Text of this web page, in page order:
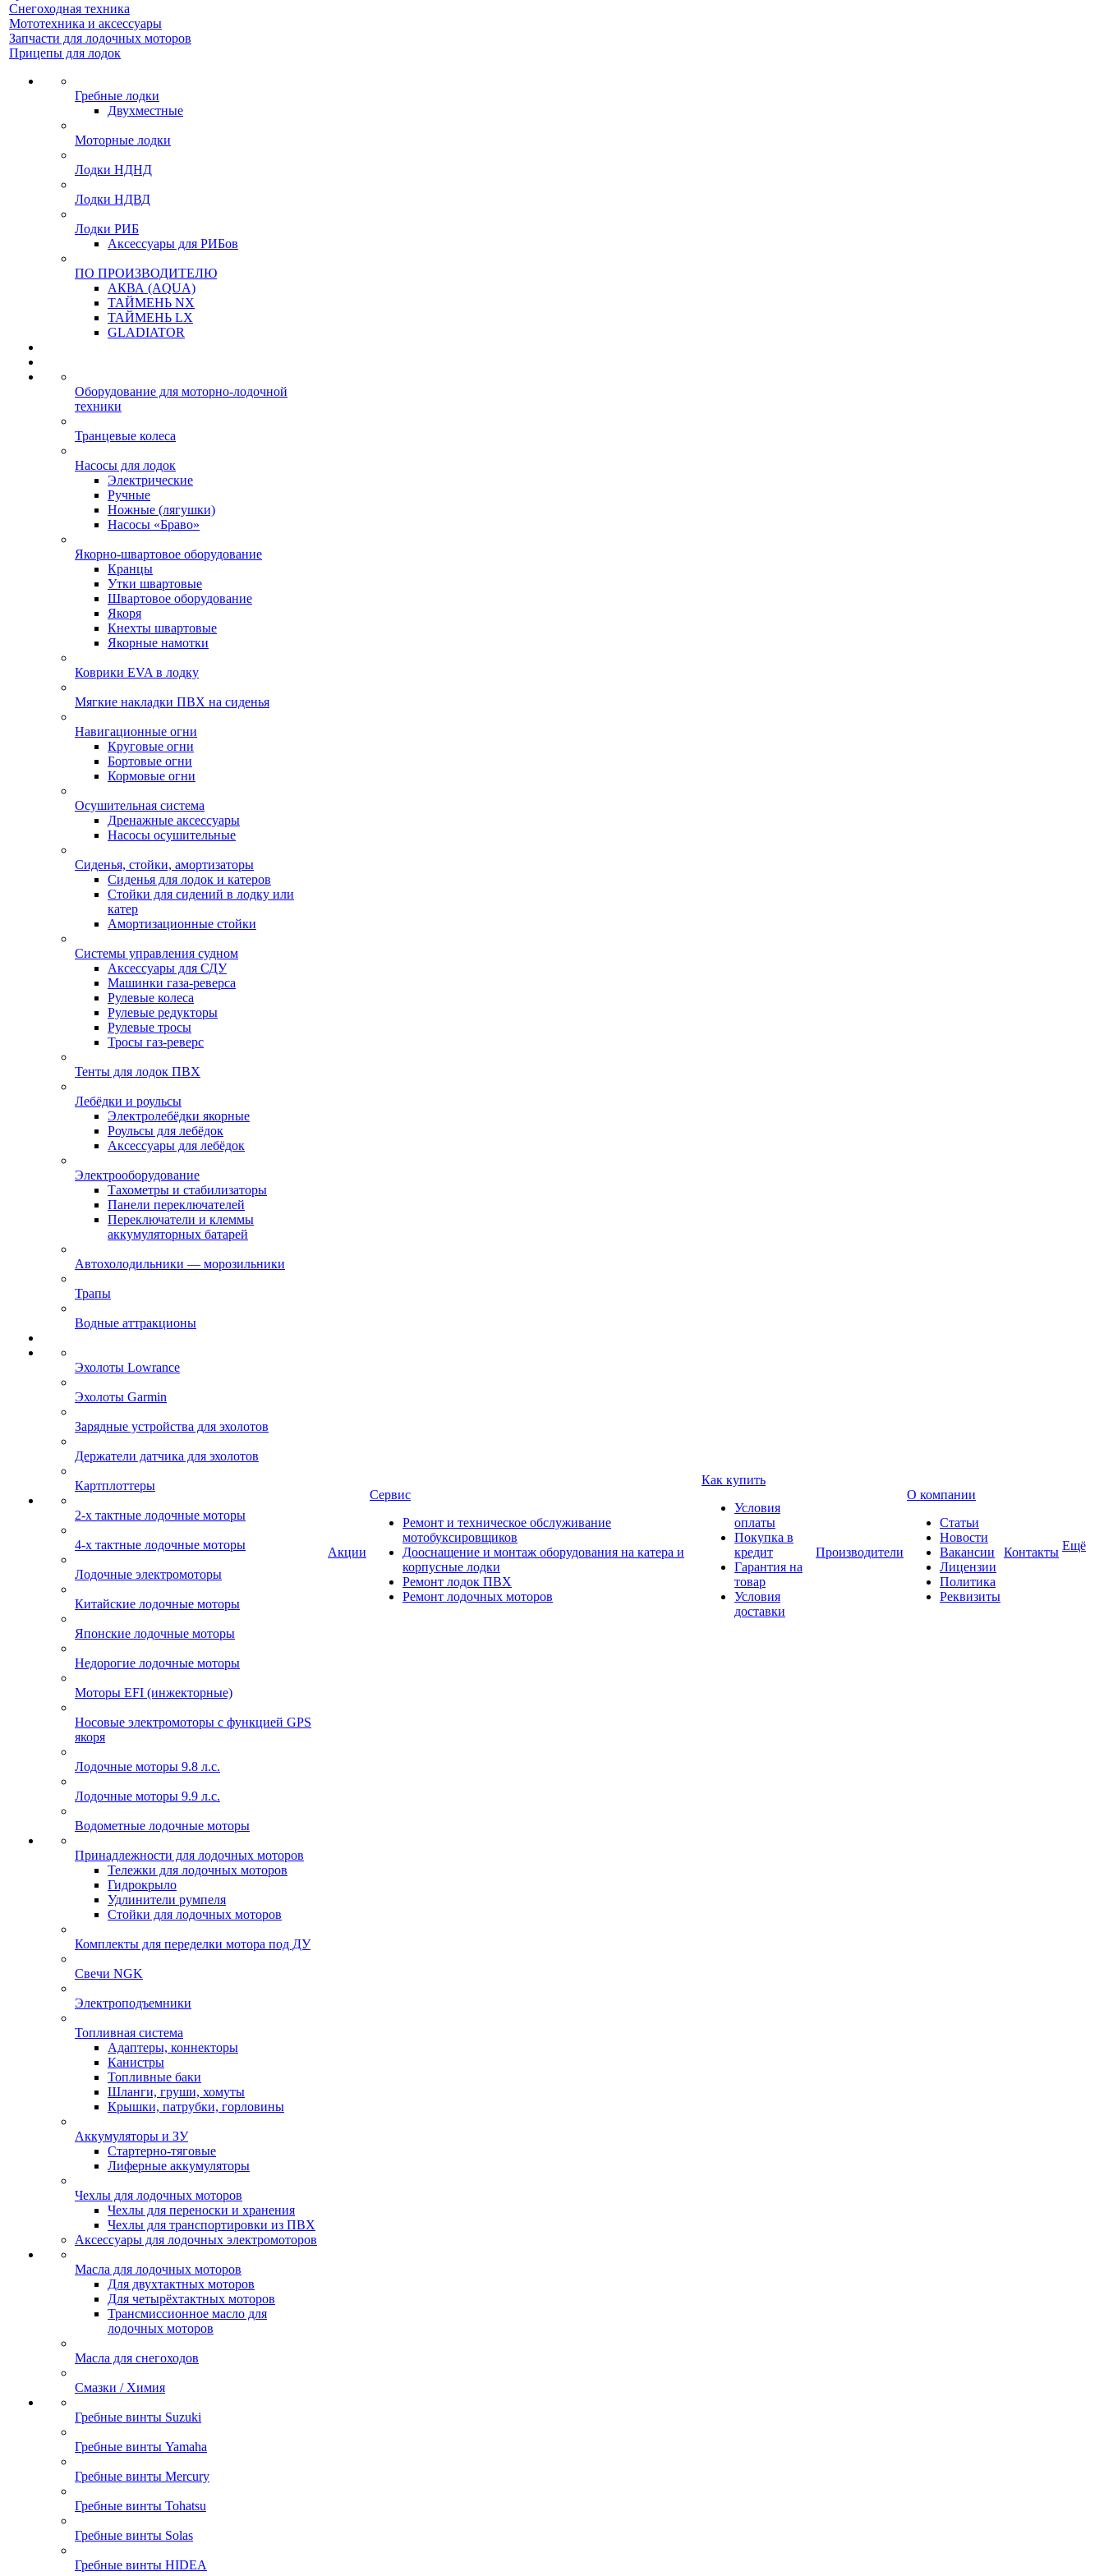
Снегоходная техника
Мототехника и аксессуары
Запчасти для лодочных моторов
Прицепы для лодок
Гребные лодки
Двухместные
Моторные лодки
Лодки НДНД
Лодки НДВД
Лодки РИБ
Аксессуары для РИБов
ПО ПРОИЗВОДИТЕЛЮ
АКВА (AQUA)
ТАЙМЕНЬ NX
ТАЙМЕНЬ LX
GLADIATOR
Оборудование для моторно-лодочной
техники
Транцевые колеса
Насосы для лодок
Электрические
Ручные
Ножные (лягушки)
Насосы «Браво»
Якорно-швартовое оборудование
Кранцы
Утки швартовые
Швартовое оборудование
Якоря
Кнехты швартовые
Якорные намотки
Коврики EVA в лодку
Мягкие накладки ПВХ на сиденья
Навигационные огни
Круговые огни
Бортовые огни
Кормовые огни
Осушительная система
Дренажные аксессуары
Насосы осушительные
Сиденья, стойки, амортизаторы
Сиденья для лодок и катеров
Стойки для сидений в лодку или
катер
Амортизационные стойки
Системы управления судном
Аксессуары для СДУ
Машинки газа-реверса
Рулевые колеса
Рулевые редукторы
Рулевые тросы
Тросы газ-реверс
Тенты для лодок ПВХ
Лебёдки и роульсы
Электролебёдки якорные
Роульсы для лебёдок
Аксессуары для лебёдок
Электрооборудование
Тахометры и стабилизаторы
Панели переключателей
Переключатели и клеммы
аккумуляторных батарей
Автохолодильники — морозильники
Трапы
Водные аттракционы
Эхолоты Lowrance
Эхолоты Garmin
Зарядные устройства для эхолотов
Держатели датчика для эхолотов
Картплоттеры
2-х тактные лодочные моторы
4-х тактные лодочные моторы
Лодочные электромоторы
Китайские лодочные моторы
Японские лодочные моторы
Недорогие лодочные моторы
Моторы EFI (инжекторные)
Носовые электромоторы с функцией GPS
якоря
Лодочные моторы 9.8 л.с.
Лодочные моторы 9.9 л.с.
Водометные лодочные моторы
Принадлежности для лодочных моторов
Тележки для лодочных моторов
Гидрокрыло
Удлинители румпеля
Стойки для лодочных моторов
Комплекты для переделки мотора под ДУ
Свечи NGK
Электроподъемники
Топливная система
Адаптеры, коннекторы
Канистры
Топливные баки
Шланги, груши, хомуты
Крышки, патрубки, горловины
Аккумуляторы и ЗУ
Стартерно-тяговые
Лиферные аккумуляторы
Чехлы для лодочных моторов
Чехлы для переноски и хранения
Чехлы для транспортировки из ПВХ
Аксессуары для лодочных электромоторов
Масла для лодочных моторов
Для двухтактных моторов
Для четырёхтактных моторов
Трансмиссионное масло для
лодочных моторов
Масла для снегоходов
Смазки / Химия
Гребные винты Suzuki
Гребные винты Yamaha
Гребные винты Mercury
Гребные винты Tohatsu
Гребные винты Solas
Гребные винты HIDEA
Акции
Сервис
Ремонт и техническое обслуживание
мотобуксировщиков
Дооснащение и монтаж оборудования на катера и
корпусные лодки
Ремонт лодок ПВХ
Ремонт лодочных моторов
Как купить
Условия
оплаты
Покупка в
кредит
Гарантия на
товар
Условия
доставки
Производители
О компании
Статьи
Новости
Вакансии
Лицензии
Политика
Реквизиты
Контакты Ещё